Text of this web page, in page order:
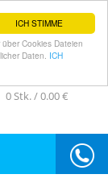
ICH STIMME
Cookies Dateien
Daten. ICH
0 Stk. /0.00 €